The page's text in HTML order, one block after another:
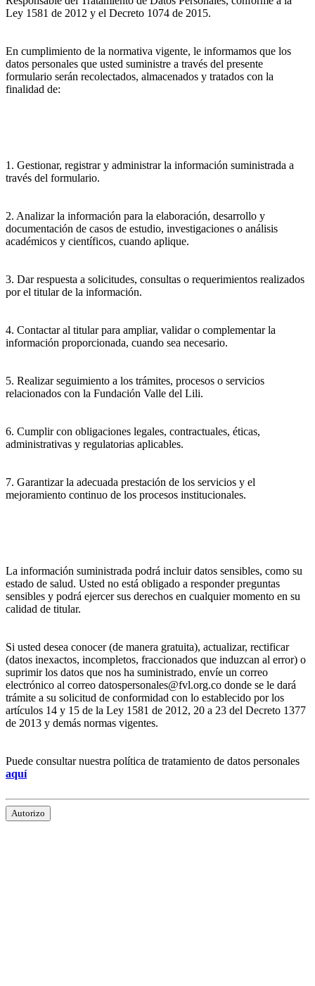
Ley 1581 de 2012 y el Decreto 1074 de 2015.
En cumplimiento de la normativa vigente, le informamos que los
datos personales que usted suministre a través del presente
formulario serán recolectados, almacenados y tratados con la
finalidad de:
1. Gestionar, registrar y administrar la información suministrada a
través del formulario.
2. Analizar la información para la elaboración, desarrollo y
documentación de casos de estudio, investigaciones o análisis
académicos y científicos, cuando aplique.
3. Dar respuesta a solicitudes, consultas o requerimientos realizados
por el titular de la información.
4. Contactar al titular para ampliar, validar o complementar la
información proporcionada, cuando sea necesario.
5. Realizar seguimiento a los trámites, procesos o servicios
relacionados con la Fundación Valle del Lili.
6. Cumplir con obligaciones legales, contractuales, éticas,
administrativas y regulatorias aplicables.
7. Garantizar la adecuada prestación de los servicios y el
mejoramiento continuo de los procesos institucionales.
La información suministrada podrá incluir datos sensibles, como su
estado de salud. Usted no está obligado a responder preguntas
sensibles y podrá ejercer sus derechos en cualquier momento en su
calidad de titular.
Si usted desea conocer (de manera gratuita), actualizar, rectificar
(datos inexactos, incompletos, fraccionados que induzcan al error) o
suprimir los datos que nos ha suministrado, envíe un correo
electrónico al correo datospersonales@fvl.org.co donde se le dará
trámite a su solicitud de conformidad con lo establecido por los
artículos 14 y 15 de la Ley 1581 de 2012, 20 a 23 del Decreto 1377
de 2013 y demás normas vigentes.
Puede consultar nuestra política de tratamiento de datos personales
aquí
Autorizo